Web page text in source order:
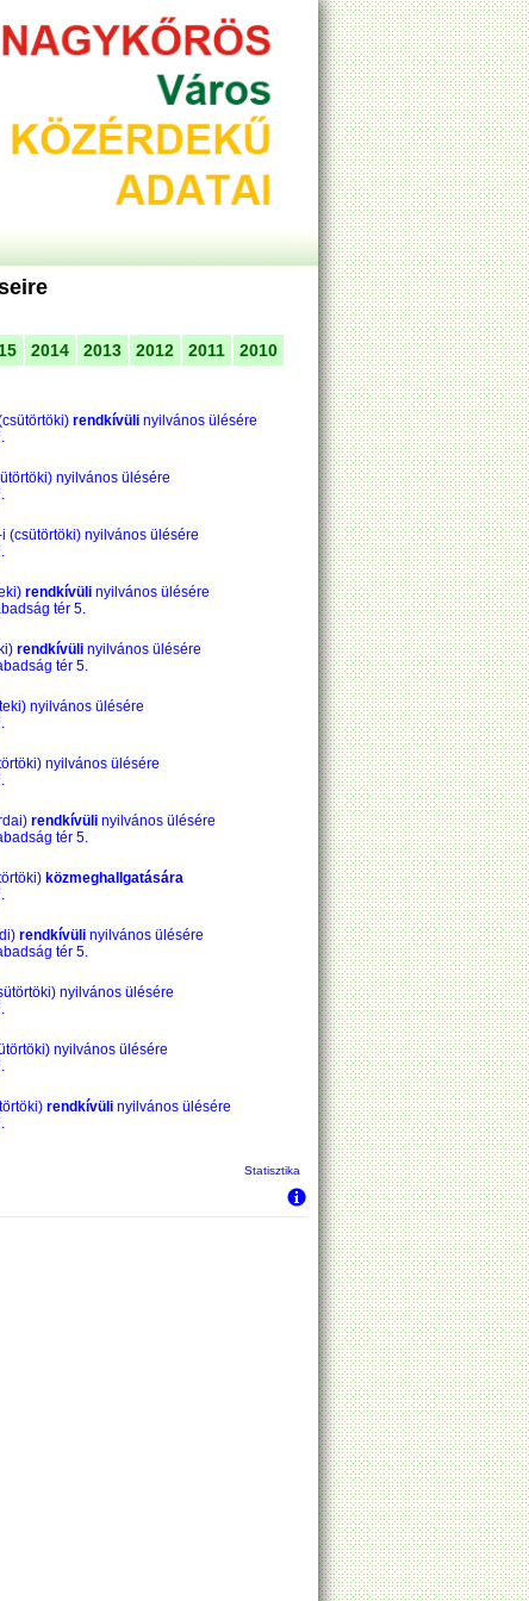
2014 2013 2012 2011
2010
rendkívüli nyilvános ülésére
nyilvános ülésére
i (csütörtöki) nyilvános ülésére
rendkívüli nyilvános ülésére
tér 5.
rendkívüli nyilvános ülésére
tér 5.
nyilvános ülésére
nyilvános ülésére
rendkívüli nyilvános ülésére
tér 5.
közmeghallgatására
rendkívüli nyilvános ülésére
tér 5.
nyilvános ülésére
nyilvános ülésére
rendkívüli nyilvános ülésére
Statisztika